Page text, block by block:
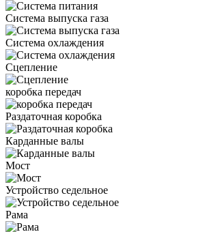
Система выпуска газа
Система охлаждения
Сцепление
коробка передач
Раздаточная коробка
Карданные валы
Мост
Устройство седельное
Рама